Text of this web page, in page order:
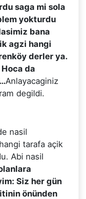
saga mi sola
yokturdu
bana
agzi hangi
derler ya.
da
Anlayacaginiz
degildi.
nasil
tarafa açik
Abi nasil
Siz her gün
önünden